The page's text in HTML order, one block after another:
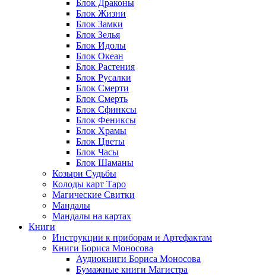
Блок Драконы
Блок Жизни
Блок Замки
Блок Зелья
Блок Идолы
Блок Океан
Блок Растения
Блок Русалки
Блок Смерти
Блок Смерть
Блок Сфинксы
Блок Фениксы
Блок Храмы
Блок Цветы
Блок Часы
Блок Шаманы
Козыри Судьбы
Колоды карт Таро
Магические Свитки
Мандалы
Мандалы на картах
Книги
Инструкции к приборам и Артефактам
Книги Бориса Моносова
Аудиокниги Бориса Моносова
Бумажные книги Магистра